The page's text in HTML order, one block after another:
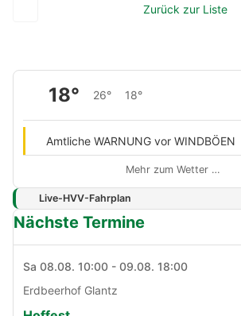
Zurück zur Liste
18° 26° 18°
Amtliche WARNUNG vor WINDBÖEN
Mehr zum Wetter …
Live-HVV-Fahrplan
Nächste Termine
Sa 08.08. 10:00 - 09.08. 18:00
Erdbeerhof Glantz